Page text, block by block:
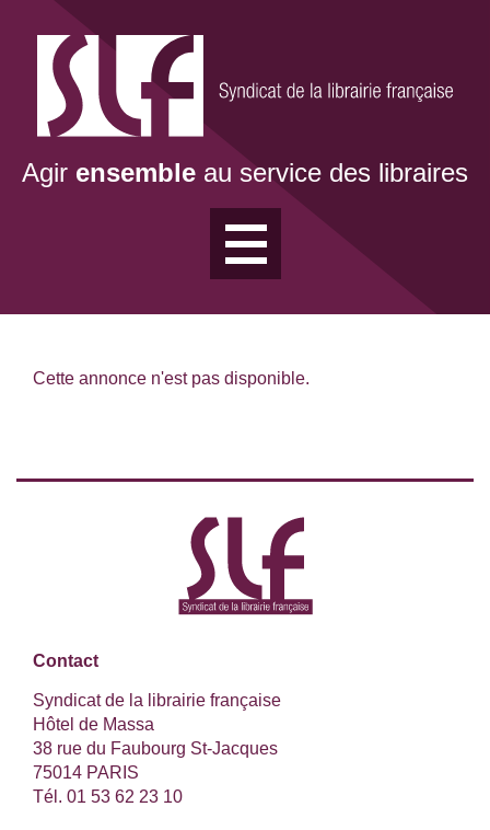
contenu
principal
Agir ensemble au service des libraires
Cette annonce n'est pas disponible.
Contact
Syndicat de la librairie française
Hôtel de Massa
38 rue du Faubourg St-Jacques
75014 PARIS
Tél. 01 53 62 23 10